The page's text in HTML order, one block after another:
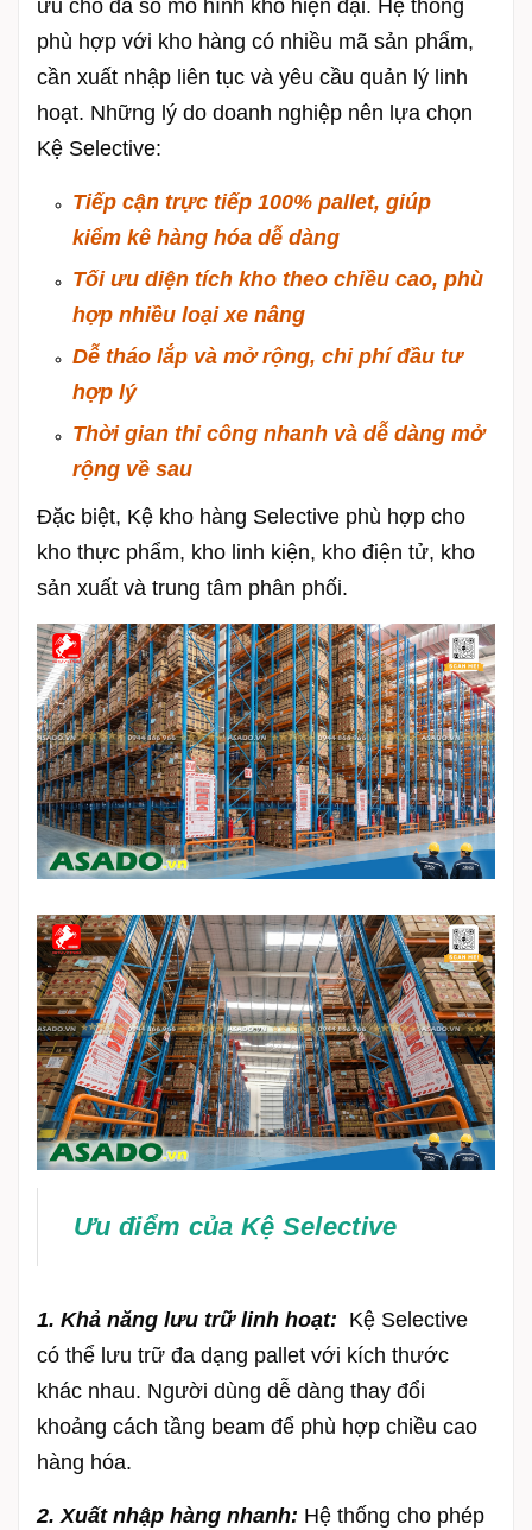
ưu cho đa số mô hình kho hiện đại. Hệ thống
phù hợp với kho hàng có nhiều mã sản phẩm,
cần xuất nhập liên tục và yêu cầu quản lý linh
hoạt. Những lý do doanh nghiệp nên lựa chọn
Kệ Selective:
Tiếp cận trực tiếp 100% pallet, giúp
kiểm kê hàng hóa dễ dàng
Tối ưu diện tích kho theo chiều cao, phù
hợp nhiều loại xe nâng
Dễ tháo lắp và mở rộng, chi phí đầu tư
hợp lý
Thời gian thi công nhanh và dễ dàng mở
rộng về sau
Đặc biệt, Kệ kho hàng Selective phù hợp cho
kho thực phẩm, kho linh kiện, kho điện tử, kho
sản xuất và trung tâm phân phối.
Ưu điểm của Kệ Selective
1. Khả năng lưu trữ linh hoạt: Kệ Selective
có thể lưu trữ đa dạng pallet với kích thước
khác nhau. Người dùng dễ dàng thay đổi
khoảng cách tầng beam để phù hợp chiều cao
hàng hóa.
2. Xuất nhập hàng nhanh: Hệ thống cho phép